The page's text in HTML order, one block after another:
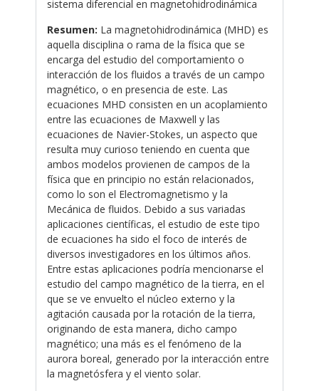
sistema diferencial en magnetohidrodinámica
Resumen: La magnetohidrodinámica (MHD) es
aquella disciplina o rama de la física que se
encarga del estudio del comportamiento o
interacción de los fluidos a través de un campo
magnético, o en presencia de este. Las
ecuaciones MHD consisten en un acoplamiento
entre las ecuaciones de Maxwell y las
ecuaciones de Navier-Stokes, un aspecto que
resulta muy curioso teniendo en cuenta que
ambos modelos provienen de campos de la
física que en principio no están relacionados,
como lo son el Electromagnetismo y la
Mecánica de fluidos. Debido a sus variadas
aplicaciones científicas, el estudio de este tipo
de ecuaciones ha sido el foco de interés de
diversos investigadores en los últimos años.
Entre estas aplicaciones podría mencionarse el
estudio del campo magnético de la tierra, en el
que se ve envuelto el núcleo externo y la
agitación causada por la rotación de la tierra,
originando de esta manera, dicho campo
magnético; una más es el fenómeno de la
aurora boreal, generado por la interacción entre
la magnetósfera y el viento solar.